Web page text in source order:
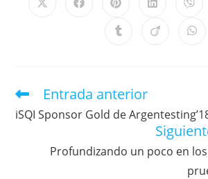
Entrada anterior
iSQI Sponsor Gold de
Profundizando un poco en